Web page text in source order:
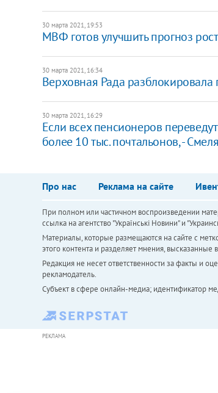
30 марта 2021, 19:53
МВФ готов улучшить прогноз
30 марта 2021, 16:34
Верховная Рада
30 марта 2021, 16:29
Если всех пенсионеров
более 10 тыс. почтальонов, -
Про нас Реклама на сайте
При полном или частичном воспроизведении
ссылка на агентство "Українськi Новини" и
Материалы, которые размещаются на сайте с
этого контента и разделяет мнения, высказанные
Редакция не несет ответственности за факты и
рекламодатель.
Субъект в сфере онлайн-медиа; идентификатор
РЕКЛАМА